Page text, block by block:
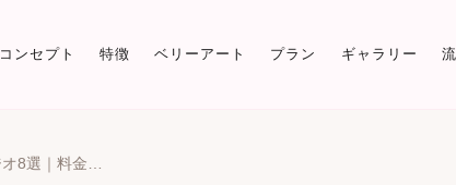
コンセプト 特徴 ベリーアート プラン ギャラリー